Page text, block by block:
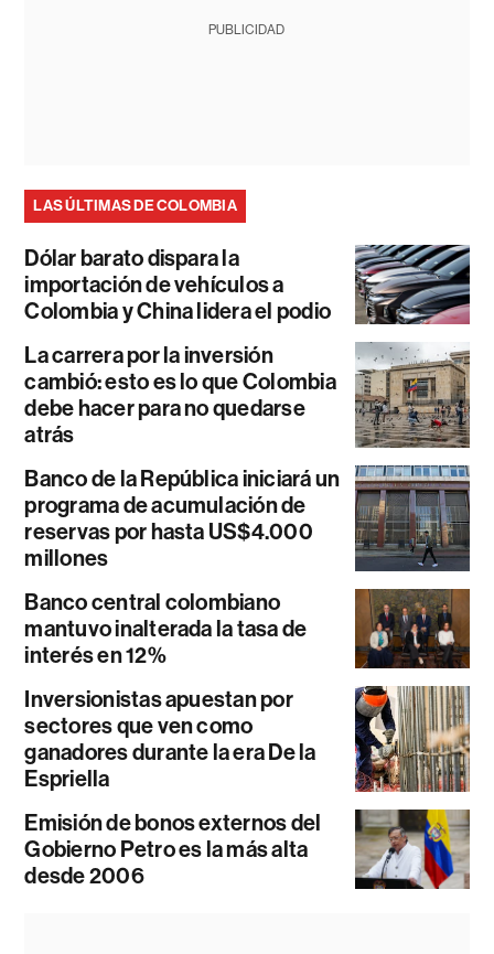
PUBLICIDAD
LAS ÚLTIMAS DE COLOMBIA
Dólar barato dispara la
importación de vehículos a
Colombia y China lidera el podio
La carrera por la inversión
cambió: esto es lo que Colombia
debe hacer para no quedarse
atrás
Banco de la República iniciará un
programa de acumulación de
reservas por hasta US$4.000
millones
Banco central colombiano
mantuvo inalterada la tasa de
interés en 12%
Inversionistas apuestan por
sectores que ven como
ganadores durante la era De la
Espriella
Emisión de bonos externos del
Gobierno Petro es la más alta
desde 2006